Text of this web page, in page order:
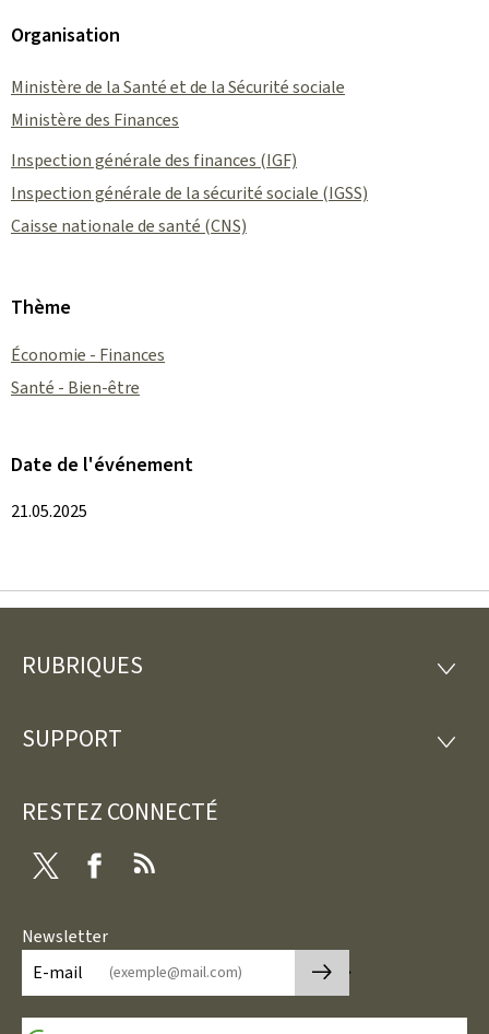
Organisation
Ministère de la Santé et de la Sécurité sociale
Ministère des Finances
Inspection générale des finances (IGF)
Inspection générale de la sécurité sociale (IGSS)
Caisse nationale de santé (CNS)
Thème
Économie - Finances
Santé - Bien-être
Date de l'événement
21.05.2025
Pied
page
RUBRIQUES
SUPPORT
RESTEZ CONNECTÉ
Twitter Facebook
Newsletter
E-mail
🡒